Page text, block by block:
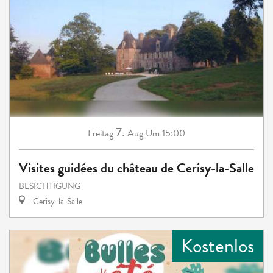
Freitag7. Aug Um 15:00
Visites guidées du château de Cerisy-la-Salle
BESICHTIGUNG
Cerisy-la-Salle
Kostenlos